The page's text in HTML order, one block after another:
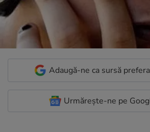
Adaugă-ne ca sursă
Urmărește-ne pe